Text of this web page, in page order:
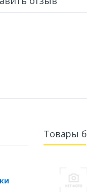
Товары